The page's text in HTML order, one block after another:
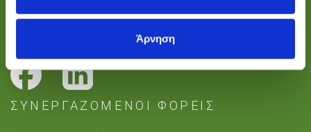
Άρνηση
ΣΥΝΕΡΓΑΖΟΜΕΝΟΙ ΦΟΡΕΙΣ